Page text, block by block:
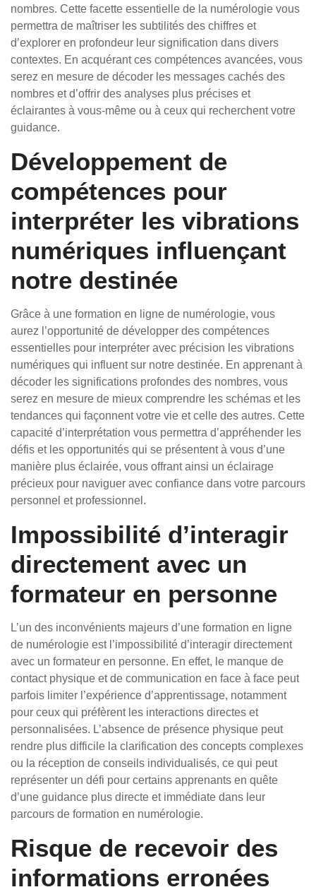
nombres. Cette facette essentielle de la numérologie vous
permettra de maîtriser les subtilités des chiffres et
d’explorer en profondeur leur signification dans divers
contextes. En acquérant ces compétences avancées, vous
serez en mesure de décoder les messages cachés des
nombres et d’offrir des analyses plus précises et
éclairantes à vous-même ou à ceux qui recherchent votre
guidance.
Développement de
compétences pour
interpréter les vibrations
numériques influençant
notre destinée
Grâce à une formation en ligne de numérologie, vous
aurez l’opportunité de développer des compétences
essentielles pour interpréter avec précision les vibrations
numériques qui influent sur notre destinée. En apprenant à
décoder les significations profondes des nombres, vous
serez en mesure de mieux comprendre les schémas et les
tendances qui façonnent votre vie et celle des autres. Cette
capacité d’interprétation vous permettra d’appréhender les
défis et les opportunités qui se présentent à vous d’une
manière plus éclairée, vous offrant ainsi un éclairage
précieux pour naviguer avec confiance dans votre parcours
personnel et professionnel.
Impossibilité d’interagir
directement avec un
formateur en personne
L’un des inconvénients majeurs d’une formation en ligne
de numérologie est l’impossibilité d’interagir directement
avec un formateur en personne. En effet, le manque de
contact physique et de communication en face à face peut
parfois limiter l’expérience d’apprentissage, notamment
pour ceux qui préfèrent les interactions directes et
personnalisées. L’absence de présence physique peut
rendre plus difficile la clarification des concepts complexes
ou la réception de conseils individualisés, ce qui peut
représenter un défi pour certains apprenants en quête
d’une guidance plus directe et immédiate dans leur
parcours de formation en numérologie.
Risque de recevoir des
informations erronées